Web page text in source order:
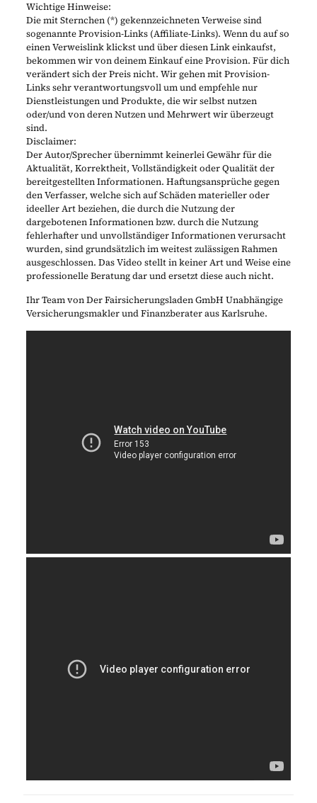
Wichtige Hinweise:
Die mit Sternchen (*) gekennzeichneten Verweise sind
sogenannte Provision-Links (Affiliate-Links). Wenn du auf so
einen Verweislink klickst und über diesen Link einkaufst,
bekommen wir von deinem Einkauf eine Provision. Für dich
verändert sich der Preis nicht. Wir gehen mit Provision-
Links sehr verantwortungsvoll um und empfehle nur
Dienstleistungen und Produkte, die wir selbst nutzen
oder/und von deren Nutzen und Mehrwert wir überzeugt
sind.
Disclaimer:
Der Autor/Sprecher übernimmt keinerlei Gewähr für die
Aktualität, Korrektheit, Vollständigkeit oder Qualität der
bereitgestellten Informationen. Haftungsansprüche gegen
den Verfasser, welche sich auf Schäden materieller oder
ideeller Art beziehen, die durch die Nutzung der
dargebotenen Informationen bzw. durch die Nutzung
fehlerhafter und unvollständiger Informationen verursacht
wurden, sind grundsätzlich im weitest zulässigen Rahmen
ausgeschlossen. Das Video stellt in keiner Art und Weise eine
professionelle Beratung dar und ersetzt diese auch nicht.
Ihr Team von Der Fairsicherungsladen GmbH Unabhängige
Versicherungsmakler und Finanzberater aus Karlsruhe.